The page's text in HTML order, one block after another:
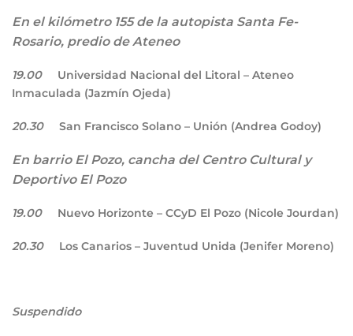
En el kilómetro 155 de la autopista Santa Fe-
Rosario, predio de Ateneo
19.00Universidad Nacional del Litoral – Ateneo
Inmaculada (Jazmín Ojeda)
20.30San Francisco Solano – Unión (Andrea Godoy)
En barrio El Pozo, cancha del Centro Cultural y
Deportivo El Pozo
19.00Nuevo Horizonte – CCyD El Pozo (Nicole Jourdan)
20.30Los Canarios – Juventud Unida (Jenifer Moreno)
Suspendido